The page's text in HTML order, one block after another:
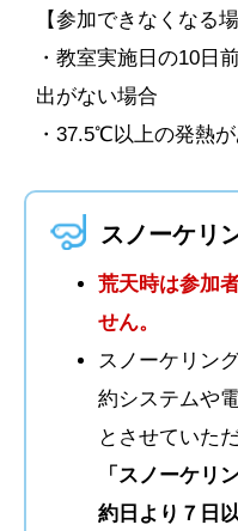
【参加できなくなる場
・教室実施日の10日
出がない場合
・37.5℃以上の発熱
スノーケリ
荒天時は参加
せん。
スノーケリン
約システムや
とさせていた
「スノーケリ
約日より７日